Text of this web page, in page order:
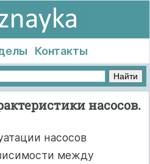
Контакты
насосов.
насосов
между